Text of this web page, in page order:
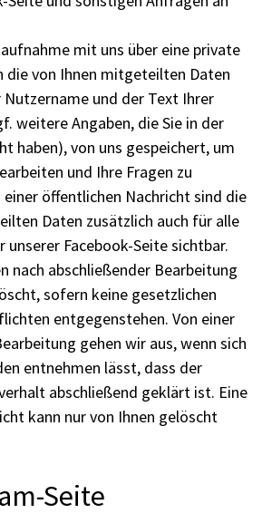
mit uns über eine private
die von Ihnen mitgeteilten Daten
Nutzername und der Text Ihrer
weitere Angaben, die Sie in der
haben), von uns gespeichert, um
und Ihre Fragen zu
öffentlichen Nachricht sind die
Daten zusätzlich auch für alle
unserer Facebook-Seite sichtbar.
nach abschließender Bearbeitung
sofern keine gesetzlichen
entgegenstehen. Von einer
gehen wir aus, wenn sich
entnehmen lässt, dass der
abschließend geklärt ist. Eine
kann nur von Ihnen gelöscht
Seite